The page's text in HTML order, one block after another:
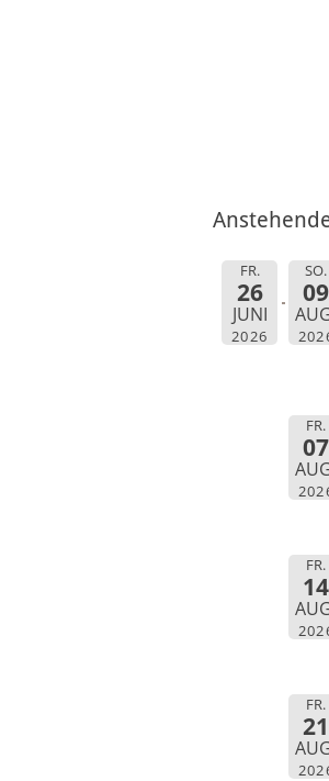
FR.
26
JUNI
2026
SO.
09
FR.
07
FR.
14
FR.
21